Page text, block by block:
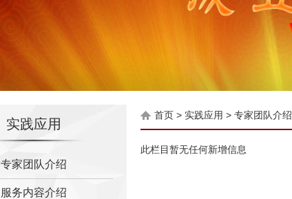
实践应用
专家团队介绍
服务内容介绍
首页 > 实践应用 > 专家团队介绍
此栏目暂无任何新增信息